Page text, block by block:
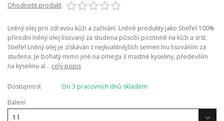
Ohodnotit produkt
Lněný olej pro zdravou kůži a zažívání. Lněné produkty jako Stiefel 100%
přírodní lněný olej lisovaný za studena působí pozitivně na kůži a srst.
Stiefel Lněný olej je získáván z nejkvalitnějších semen lnu lisováním za
studena. Je bohatý mimo jiné na omega 3 mastné kyseliny, především
na kyselinu al... celý popis
Dostupnost
Do 3 pracovních dnů skladem
Balení